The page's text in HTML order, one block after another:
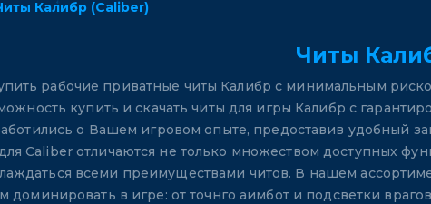
Калибр (Caliber)
Читы
рабочие приватные читы Калибр с минимальным
купить и скачать читы для игры Калибр с
о Вашем игровом опыте, предоставив удобный
Caliber отличаются не только множеством доступных
всеми преимуществами читов. В нашем
доминировать в игре: от точнго аимбот и подсветки